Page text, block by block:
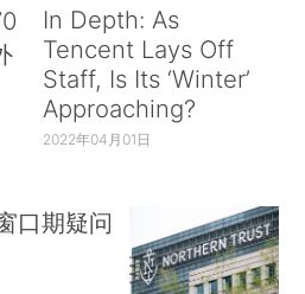
In Depth: As
Tencent Lays Off
Staff, Is Its ‘Winter’
Approaching?
2022年04月01日
口期疑问